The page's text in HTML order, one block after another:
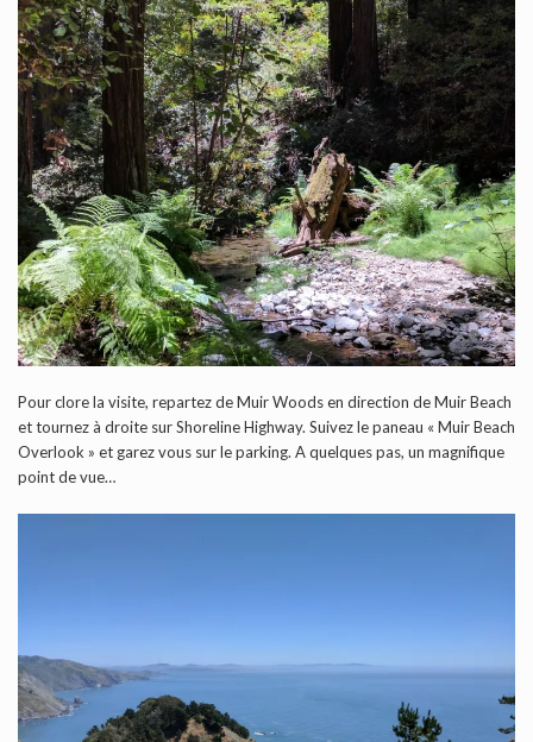
Pour clore la visite, repartez de Muir Woods en direction de Muir Beach
et tournez à droite sur Shoreline Highway. Suivez le paneau « Muir Beach
Overlook » et garez vous sur le parking. A quelques pas, un magnifique
point de vue…